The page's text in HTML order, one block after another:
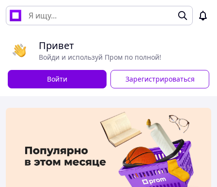
Привет
Войди и используй Пром по полной!
Войти Зарегистрироваться